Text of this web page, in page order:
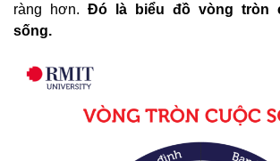
ràng hơn. Đó là biểu đồ vòng tròn
sống.